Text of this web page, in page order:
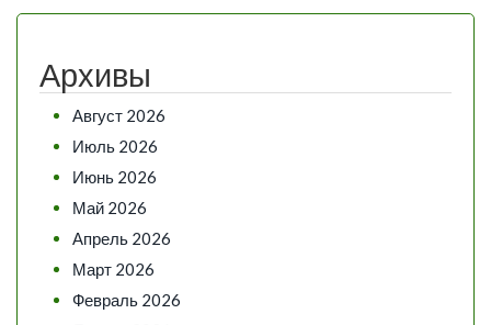
Архивы
Август 2026
Июль 2026
Июнь 2026
Май 2026
Апрель 2026
Март 2026
Февраль 2026